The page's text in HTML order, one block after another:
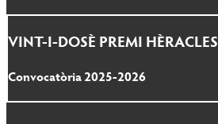
VINT-I-DOSÈ PREMI HÈRACLES
Convocatòria 2025-2026